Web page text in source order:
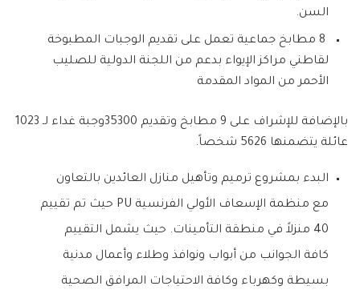
السن.
8 مطابخ جماعية تعمل على تقديم الوجبات المطبوخة
لقاطني مراكز الإيواء بدعم من اللجنة الدولية للصليب
الأحمر من المواد المقدمة
بالإضافة للإشراف على 9 مطابخ وتقديم 35300وجبة غداء لـ 1023
عائلة يتضمنها 5626 شخصاً.
البدء بمشروع ترميم وتأهيل منازل العائدين بالتعاون
مع منظمة الإسعاف الأولي الفرنسية PU حيث تم تقييم
40 منزلاً في منطقة التأمينات. حيث يشمل التقييم
كافة الجوانب من أبواب ونوافذ وطلاء وأعمال مدنية
بسيطة وكهرباء وكافة الاحتياجات المرافق الصحية